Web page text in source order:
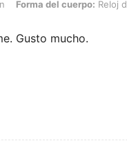
Forma del cuerpo: Reloj
Gusto mucho.